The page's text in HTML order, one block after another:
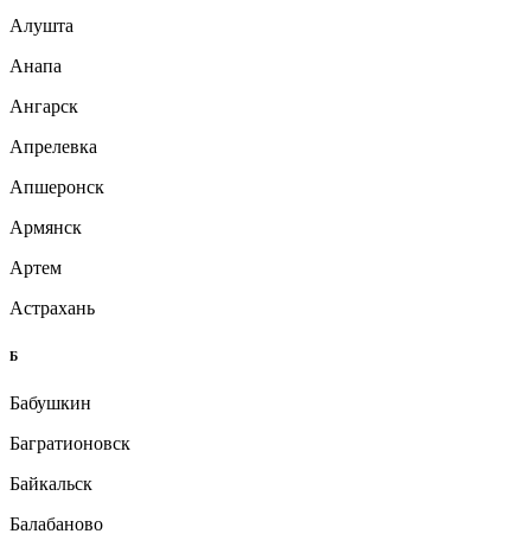
Алушта
Анапа
Ангарск
Апрелевка
Апшеронск
Армянск
Артем
Астрахань
Б
Бабушкин
Багратионовск
Байкальск
Балабаново